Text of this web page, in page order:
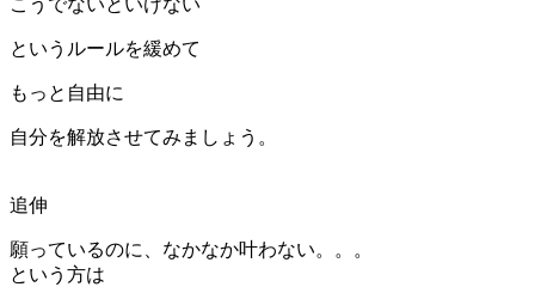
というルールを緩めて
もっと自由に
自分を解放させてみましょう。
追伸
願っているのに、なかなか叶わない。。。
という方は